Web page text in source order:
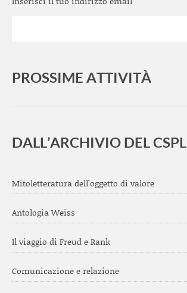
PROSSIME ATTIVITÀ
DALL’ARCHIVIO DEL CSPL
Mitoletteratura dell’oggetto di valore
Antologia Weiss
Il viaggio di Freud e Rank
Comunicazione e relazione